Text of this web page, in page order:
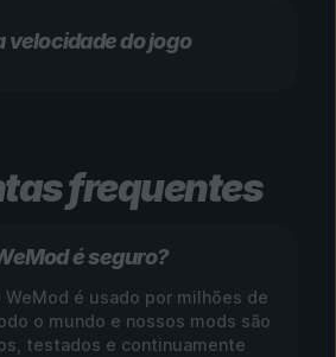
velocidade do jogo
frequentes
é seguro?
WeMod é usado por milhões de
o mundo e nossos mods são
testados e continuamente